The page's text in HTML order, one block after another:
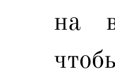
на